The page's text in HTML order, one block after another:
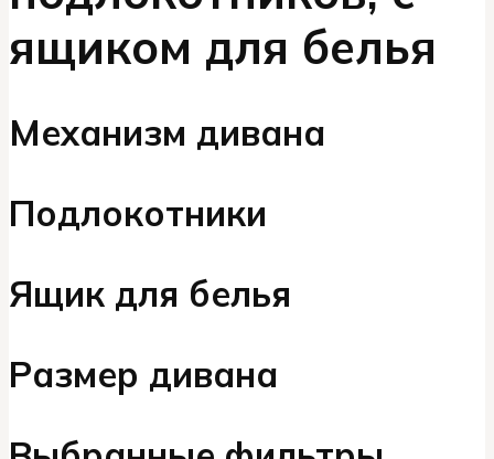
ящиком для белья
Механизм дивана
Подлокотники
Ящик для белья
Размер дивана